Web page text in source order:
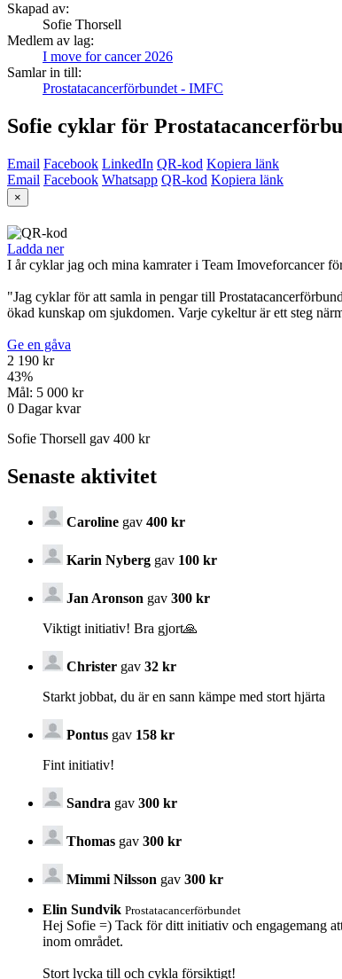
Skapad av:
Sofie Thorsell
Medlem av lag:
I move for cancer 2026
Samlar in till:
Prostatacancerförbundet - IMFC
Sofie cyklar för
Email Facebook LinkedIn QR-kod Kopiera länk
Email Facebook Whatsapp QR-kod Kopiera länk
×
Ladda ner
I år cyklar jag och mina kamrater i Team Imoveforcancer
"Jag cyklar för att samla in pengar till
ökad kunskap om sjukdomen. Varje cykeltur är ett steg
Ge en gåva
2 190 kr
43%
Mål: 5 000 kr
0 Dagar kvar
Sofie Thorsell gav 400 kr
Senaste aktivitet
Caroline gav 400 kr
Karin Nyberg gav 100 kr
Jan Aronson gav 300 kr
Viktigt initiativ! Bra gjort🙏
Christer gav 32 kr
Starkt jobbat, du är en sann kämpe med stort hjärta
Pontus gav 158 kr
Fint initiativ!
Sandra gav 300 kr
Thomas gav 300 kr
Mimmi Nilsson gav 300 kr
Elin Sundvik Prostatacancerförbundet
Hej Sofie =) Tack för ditt initiativ och engagemang
inom området.
Stort lycka till och cykla försiktigt!